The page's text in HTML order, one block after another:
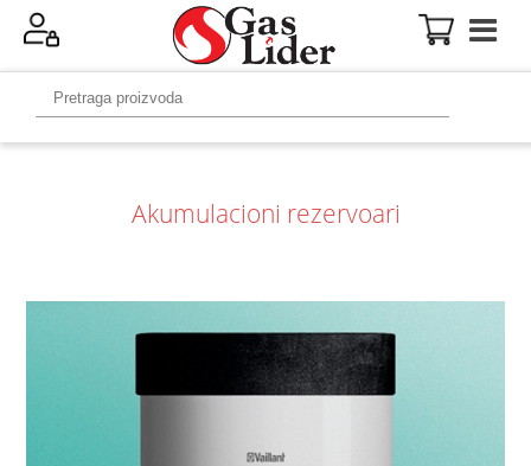
Akumulacioni rezervoari